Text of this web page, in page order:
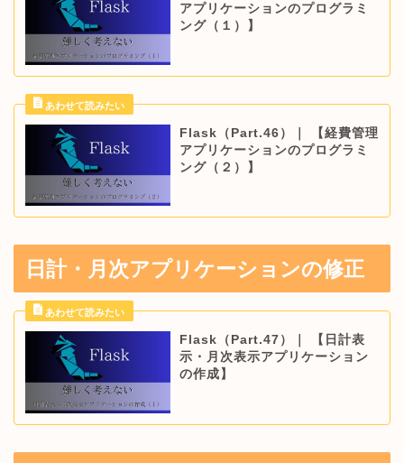
アプリケーションのプログラミ
ング（１）】
Flask（Part.46）｜ 【経費管理
アプリケーションのプログラミ
ング（２）】
日計・月次アプリケーションの修正
Flask（Part.47）｜ 【日計表
示・月次表示アプリケーション
の作成】